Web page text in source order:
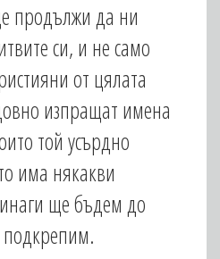
продължи да ни
си, и не само
от цялата
изпращат имена
той усърдно
има някакви
ще бъдем до
подкрепим.